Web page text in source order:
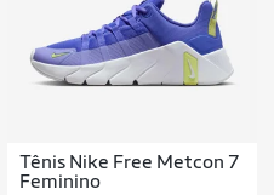
Tênis Nike Free Metcon 7
Feminino